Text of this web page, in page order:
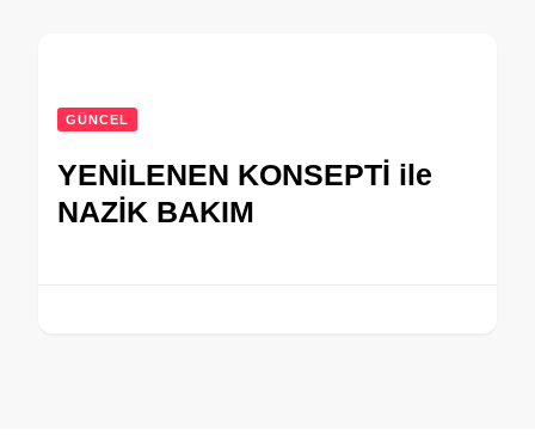
GÜNCEL
YENİLENEN KONSEPTİ ile
NAZİK BAKIM